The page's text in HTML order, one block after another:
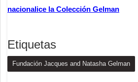
nacionalice la Colección Gelman
Etiquetas
Fundación Jacques and Natasha Gelman